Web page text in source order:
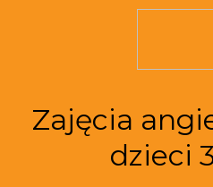
Zajęcia
dzieci